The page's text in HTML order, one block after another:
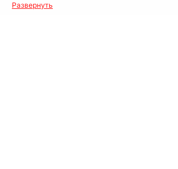
Развернуть